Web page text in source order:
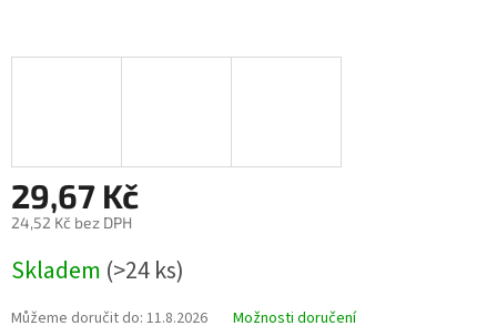
29,67 Kč
24,52 Kč bez DPH
cena:
Skladem (>24 ks)
Můžeme doručit do: 11.8.2026 Možnosti doručení